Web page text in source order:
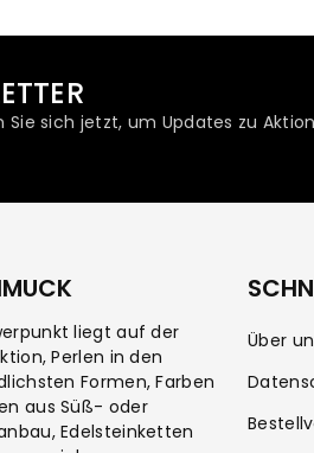
Sie sich jetzt, um Updates zu
liegt auf der
Perlen in den
Formen, Farben
aus Süß- oder
Edelsteinketten
Über